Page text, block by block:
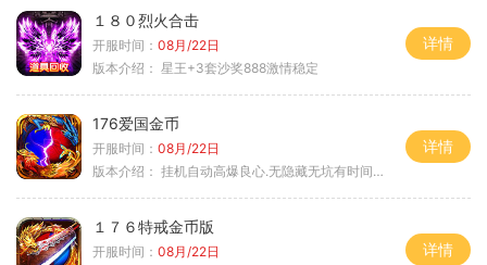
１８０烈火合击
开服时间： 08月/22日
版本介绍： 星王+3套沙奖888激情稳定
详情
176爱国金币
开服时间： 08月/22日
版本介绍： 挂机自动高爆良心.无隐藏无坑有时间就是
详情
１７６特戒金币版
开服时间： 08月/22日
详情